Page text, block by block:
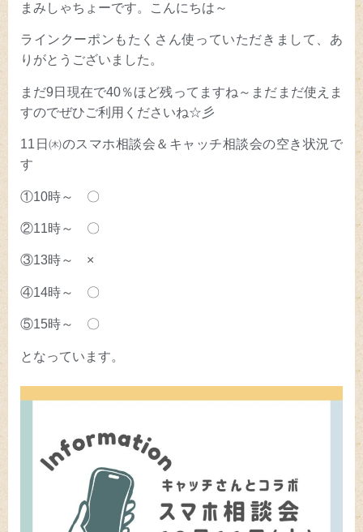
まみしゃちょーです。こんにちは～
ラインクーポンもたくさん使っていただきまして、あ
りがとうございました。
まだ9日現在で40％ほど残ってますね～まだまだ使えま
すのでぜひご利用くださいね☆彡
11日㈭のスマホ相談会＆キャッチ相談会の空き状況で
す
①10時～ 〇
②11時～ 〇
③13時～ ×
④14時～ 〇
⑤15時～ 〇
となっています。